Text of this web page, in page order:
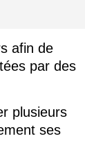
afin de
par des
plusieurs
ses